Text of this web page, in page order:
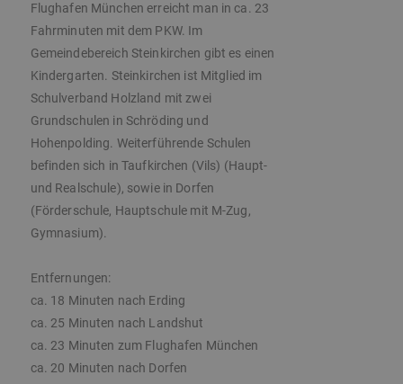
Flughafen München erreicht man in ca. 23
Fahrminuten mit dem PKW. Im
Gemeindebereich Steinkirchen gibt es einen
Kindergarten. Steinkirchen ist Mitglied im
Schulverband Holzland mit zwei
Grundschulen in Schröding und
Hohenpolding. Weiterführende Schulen
befinden sich in Taufkirchen (Vils) (Haupt-
und Realschule), sowie in Dorfen
(Förderschule, Hauptschule mit M-Zug,
Gymnasium).
Entfernungen:
ca. 18 Minuten nach Erding
ca. 25 Minuten nach Landshut
ca. 23 Minuten zum Flughafen München
ca. 20 Minuten nach Dorfen